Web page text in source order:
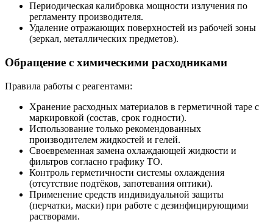
Периодическая калибровка мощности излучения по
регламенту производителя.
Удаление отражающих поверхностей из рабочей зоны
(зеркал, металлических предметов).
Обращение с химическими расходниками
Правила работы с реагентами:
Хранение расходных материалов в герметичной таре с
маркировкой (состав, срок годности).
Использование только рекомендованных
производителем жидкостей и гелей.
Своевременная замена охлаждающей жидкости и
фильтров согласно графику ТО.
Контроль герметичности системы охлаждения
(отсутствие подтёков, запотевания оптики).
Применение средств индивидуальной защиты
(перчатки, маски) при работе с дезинфицирующими
растворами.